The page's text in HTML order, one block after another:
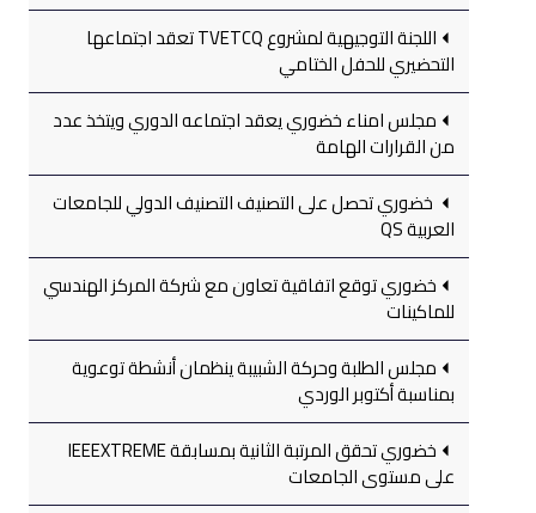
اللجنة التوجيهية لمشروع TVETCQ تعقد اجتماعها
التحضيري للحفل الختامي
مجلس امناء خضوري يعقد اجتماعه الدوري ويتخذ عدد
من القرارات الهامة
خضوري تحصل على التصنيف التصنيف الدولي للجامعات
العربية QS
خضوري توقع اتفاقية تعاون مع شركة المركز الهندسي
للماكينات
مجلس الطلبة وحركة الشبيبة ينظمان أنشطة توعوية
بمناسبة أكتوبر الوردي
خضوري تحقق المرتبة الثانية بمسابقة IEEEXTREME
على مستوى الجامعات